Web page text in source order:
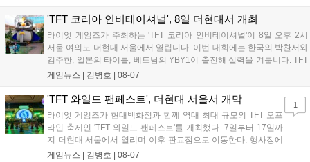
은 전년 대비 매출과 이용자 지표가 대폭 상승하는 성과를 냈습니
FWC 그랜드 파이널이 개최될 예정이며, 위메이드커넥트는 이를
통해 커뮤니티 중심의 장기 성장 모델을 지속할 방침입니다....
'TFT 코리아 인비테이셔널', 8일 더현대서 개최
라이엇 게임즈가 주최하는 'TFT 코리아 인비테이셔널'이 8일 오후 2시
서울 여의도 더현대 서울에서 열립니다. 이번 대회에는 한국의 박찬서와
김주한, 일본의 타이틀, 베트남의 YBY1이 출전해 실력을 겨룹니다. TFT
는 소속팀 없이 개인 자격으로 참가하는 독특한 대회 구조를 가지며, 누
17일까지 이어지는 이번 행사는 신규 세트 체험과 공연 등 다양한 즐길
거리를 제공하며, 이후 현대백화점 판교점에서도 행사가 이어질 예정입
니다. 연말에는 라스베이거스 오픈이 개최됩니다....
게임뉴스 | 김병호 | 08-07
'TFT 와일드 팬페스트', 더현대 서울서 개막
라이엇 게임즈가 현대백화점과 함께 역대 최대 규모의 TFT 오프
라인 축제인 'TFT 와일드 팬페스트'를 개최했다. 7일부터 17일까
지 더현대 서울에서 열리며 이후 판교점으로 이동한다. 행사장에
는 체험, 스페셜, 무대 존이 마련됐으며 8일 오후 2시 인비테이셔
게임뉴스 | 김병호 | 08-07
1